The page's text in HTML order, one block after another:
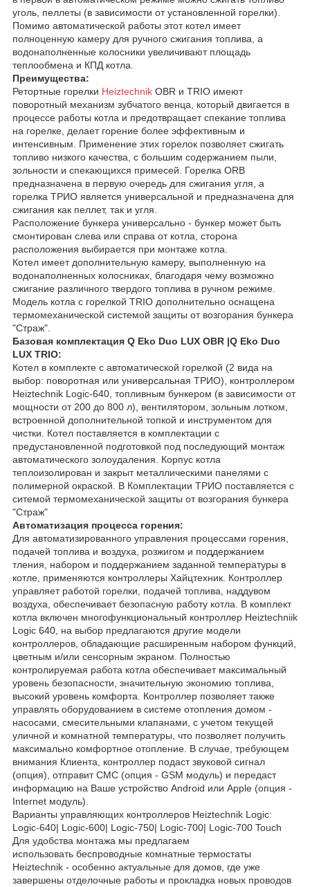
уголь, пеллеты (в зависимости от установленной горелки).
Помимо автоматической работы этот котел имеет
полноценную камеру для ручного сжигания топлива, а
водонаполненные колосники увеличивают площадь
теплообмена и КПД котла.
Преимущества:
Ретортные горелки Heiztechnik OBR и TRIO имеют
поворотный механизм зубчатого венца, который двигается в
процессе работы котла и предотвращает спекание топлива
на горелке, делает горение более эффективным и
интенсивным. Применение этих горелок позволяет сжигать
топливо низкого качества, с большим содержанием пыли,
зольности и спекающихся примесей. Горелка ORB
предназначена в первую очередь для сжигания угля, а
горелка ТРИО является универсальной и предназначена для
сжигания как пеллет, так и угля.
Расположение бункера универсально - бункер может быть
смонтирован слева или справа от котла, сторона
расположения выбирается при монтаже котла.
Котел имеет дополнительную камеру, выполненную на
водонаполненных колосниках, благодаря чему возможно
сжигание различного твердого топлива в ручном режиме.
Модель котла с горелкой TRIO дополнительно оснащена
термомеханической системой защиты от возгорания бункера
"Страж".
Базовая комплектация Q Eko Duo LUX OBR |Q Eko Duo
LUX TRIO:
Котел в комплекте c автоматической горелкой (2 вида на
выбор: поворотная или универсальная ТРИО), контроллером
Heiztechnik Logic-640, топливным бункером (в зависимости от
мощности от 200 до 800 л), вентилятором, зольным лотком,
встроенной дополнительной топкой и инструментом для
чистки. Котел поставляется в комплектации с
предустановленной подготовкой под последующий монтаж
автоматического золоудаления. Корпус котла
теплоизолирован и закрыт металлическими панелями с
полимерной окраской. В Комплектации ТРИО поставляется с
ситемой термомеханической защиты от возгорания бункера
"Страж"
Автоматизация процесса горения:
Для автоматизированного управления процессами горения,
подачей топлива и воздуха, розжигом и поддержанием
тления, набором и поддержанием заданной температуры в
котле, применяются контроллеры Хайцтехник. Контроллер
управляет работой горелки, подачей топлива, наддувом
воздуха, обеспечивает безопасную работу котла. В комплект
котла включен многофункциональный контроллер Heiztechniik
Logic 640, на выбор предлагаются другие модели
контроллеров, обладающие расширенным набором функций,
цветным и/или сенсорным экраном. Полностью
контролируемая работа котла обеспечивает максимальный
уровень безопасности, значительную экономию топлива,
высокий уровень комфорта. Контроллер позволяет также
управлять оборудованием в системе отопления домом -
насосами, смесительными клапанами, с учетом текущей
уличной и комнатной температуры, что позволяет получить
максимально комфортное отопление. В случае, требующем
внимания Клиента, контроллер подаст звуковой сигнал
(опция), отправит СМС (опция - GSM модуль) и передаст
информацию на Ваше устройство Android или Apple (опция -
Internet модуль).
Варианты управляющих контроллеров Heiztechnik Logic:
Logic-640| Logic-600| Logic-750| Logic-700| Logic-700 Touch
Для удобства монтажа мы предлагаем
использовать беспроводные комнатные термостаты
Heiztechnik - особенно актуальные для домов, где уже
завершены отделочные работы и прокладка новых проводов